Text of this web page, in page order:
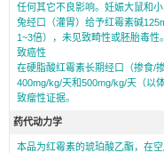
任何其它不良影响。妊娠大鼠和
兔经口（灌胃）给予红霉素碱
1~3倍），未见致畸性或胚胎毒性。
致癌性
在硬脂酸红霉素长期经口（掺食/
400mg/kg/天和500mg/kg/天（以
致瘤性证据。
药代动力学
本品为红霉素的琥珀酸乙酯，在